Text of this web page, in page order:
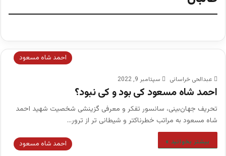
احمد شاه مسعود
عبدالحی خراسانی سپتامبر 9, 2022
احمد شاه مسعود کی بود و کی نبود؟
تحريف جهان‌بینی، سانسور تفكر و معرفی گزینشی شخصيت شهيد احمد
شاه مسعود به مراتب خطرناکتر و شيطانى تر از ترور…
بیشتر بخوانید » احمد شاه مسعود